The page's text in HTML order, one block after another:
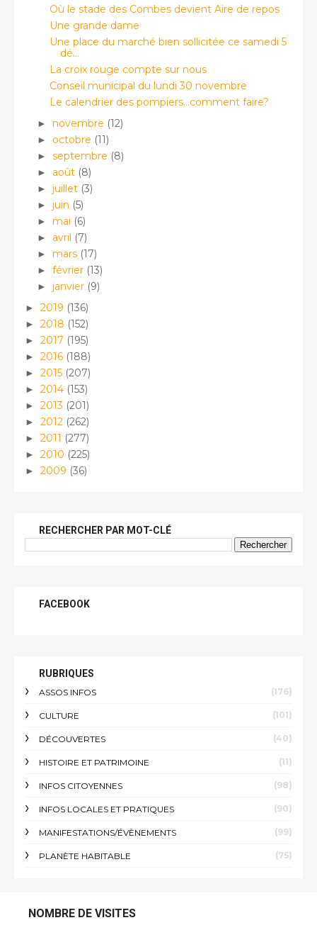
Où le stade des Combes devient Aire de repos
Une grande dame
Une place du marché bien sollicitée ce samedi 5
dé...
La croix rouge compte sur nous
Conseil municipal du lundi 30 novembre
Le calendrier des pompiers...comment faire?
► novembre (12)
► octobre (11)
► septembre (8)
► août (8)
► juillet (3)
► juin (5)
► mai (6)
► avril (7)
► mars (17)
► février (13)
► janvier (9)
► 2019 (136)
► 2018 (152)
► 2017 (195)
► 2016 (188)
► 2015 (207)
► 2014 (153)
► 2013 (201)
► 2012 (262)
► 2011 (277)
► 2010 (225)
► 2009 (36)
RECHERCHER PAR MOT-CLÉ
FACEBOOK
RUBRIQUES
ASSOS INFOS (176)
CULTURE (101)
DÉCOUVERTES (40)
HISTOIRE ET PATRIMOINE (11)
INFOS CITOYENNES (98)
INFOS LOCALES ET PRATIQUES (90)
MANIFESTATIONS/ÉVÈNEMENTS (99)
PLANÈTE HABITABLE (75)
NOMBRE DE VISITES